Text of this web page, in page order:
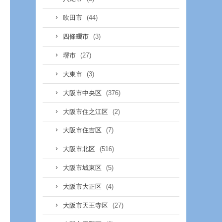
吹田市 (44)
四條畷市 (3)
堺市 (27)
大東市 (3)
大阪市中央区 (376)
大阪市住之江区 (2)
大阪市住吉区 (7)
大阪市北区 (516)
大阪市城東区 (5)
大阪市大正区 (4)
大阪市天王寺区 (27)